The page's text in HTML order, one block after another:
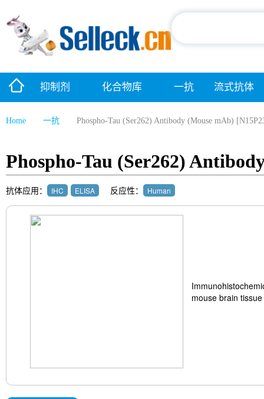
抑制剂 化合物库 一抗 流式抗体
Home 一抗 Phospho-Tau (Ser262) Antibody (Mouse mAb)
Phospho-Tau (Ser262)
抗体应用： IHC ELISA 反应性： Human
mouse brain